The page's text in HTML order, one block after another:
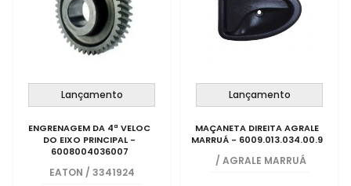
Lançamento
ENGRENAGEM DA 4ª VELOC
DO EIXO PRINCIPAL -
6008004036007
EATON / 3341924
Lançamento
MAÇANETA DIREITA AGRALE
MARRUÁ - 6009.013.034.00.9
/ AGRALE MARRUÁ